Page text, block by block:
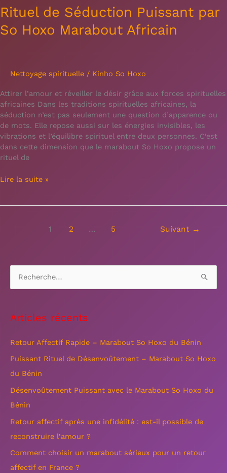
Rituel de Séduction Puissant par
So Hoxo Marabout Africain
Nettoyage spirituelle / Kinho So Hoxo
Attirer l’amour et réveiller le désir grâce aux forces spirituelles
africaines Dans les traditions spirituelles africaines, la
séduction n’est pas seulement une question d’apparence ou
de mots. Elle repose aussi sur les énergies invisibles, les
vibrations et l’équilibre spirituel entre deux personnes. C’est
dans cette dimension que le marabout So Hoxo propose un
rituel de
Lire la suite »
1 2 … 5 Suivant →
h
e
:
Articles récents
Retour Affectif Rapide – Marabout So Hoxo du Bénin
Puissant Rituel de Désenvoûtement – Marabout So Hoxo
du Bénin
Désenvoûtement Puissant avec le Marabout So Hoxo du
Bénin
Retour affectif après une infidélité : est-il possible de
reconstruire l’amour ?
Comment choisir un marabout sérieux pour un retour
affectif en France ?